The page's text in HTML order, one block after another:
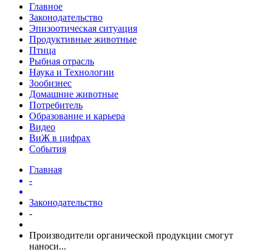
Главное
Законодательство
Эпизоотическая ситуация
Продуктивные животные
Птица
Рыбная отрасль
Наука и Технологии
Зообизнес
Домашние животные
Потребитель
Образование и карьера
Видео
ВиЖ в цифрах
События
Главная
-
Законодательство
-
Производители органической продукции смогут
наноси...